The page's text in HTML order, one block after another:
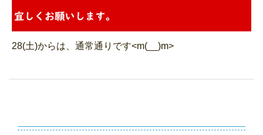
28(土)からは、通常通りです<m(__)m>